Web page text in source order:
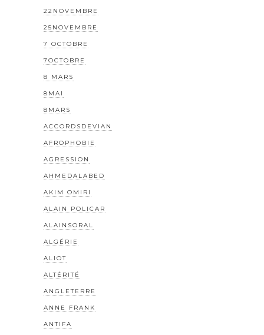
22NOVEMBRE
25NOVEMBRE
7 OCTOBRE
7OCTOBRE
8 MARS
8MAI
8MARS
ACCORDSDEVIAN
AFROPHOBIE
AGRESSION
AHMEDALABED
AKIM OMIRI
ALAIN POLICAR
ALAINSORAL
ALGÉRIE
ALIOT
ALTÉRITÉ
ANGLETERRE
ANNE FRANK
ANTIFA